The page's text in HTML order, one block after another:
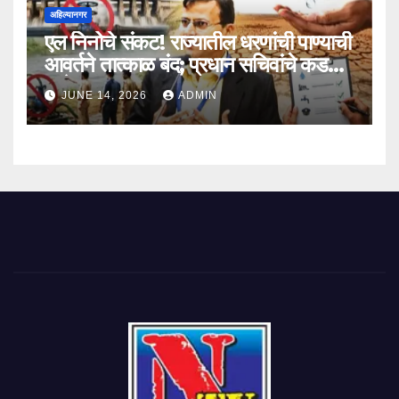
अहिल्यानगर
एल निनोचे संकट! राज्यातील धरणांची पाण्याची
आवर्तने तात्काळ बंद; प्रधान सचिवांचे कडक
आदेश
JUNE 14, 2026 ADMIN